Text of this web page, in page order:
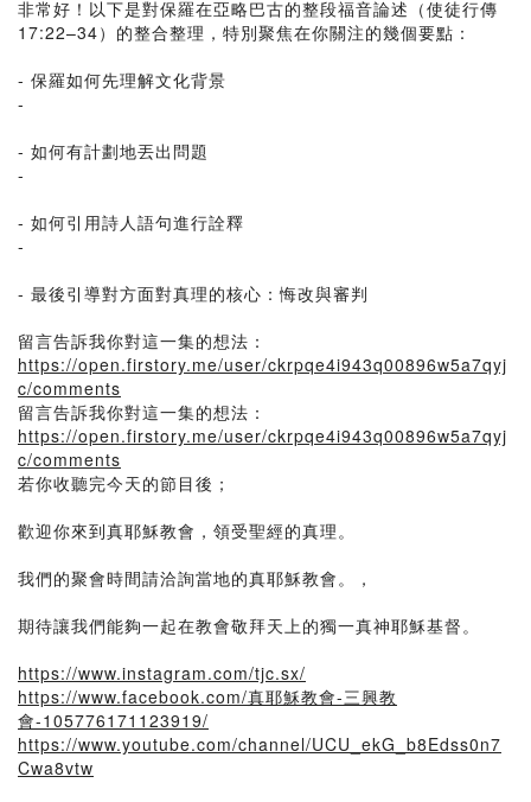
非常好！以下是對保羅在亞略巴古的整段福音論述（使徒行傳
17:22–34）的整合整理，特別聚焦在你關注的幾個要點：
- 保羅如何先理解文化背景
-
- 如何有計劃地丟出問題
-
- 如何引用詩人語句進行詮釋
-
- 最後引導對方面對真理的核心：悔改與審判
留言告訴我你對這一集的想法：
https://open.firstory.me/user/ckrpqe4i943q00896w5a7qyj
c/comments
留言告訴我你對這一集的想法：
https://open.firstory.me/user/ckrpqe4i943q00896w5a7qyj
c/comments
若你收聽完今天的節目後；
歡迎你來到真耶穌教會，領受聖經的真理。
我們的聚會時間請洽詢當地的真耶穌教會。，
期待讓我們能夠一起在教會敬拜天上的獨一真神耶穌基督。
https://www.instagram.com/tjc.sx/
https://www.facebook.com/真耶穌教會-三興教
會-105776171123919/
https://www.youtube.com/channel/UCU_ekG_b8Edss0n7
Cwa8vtw